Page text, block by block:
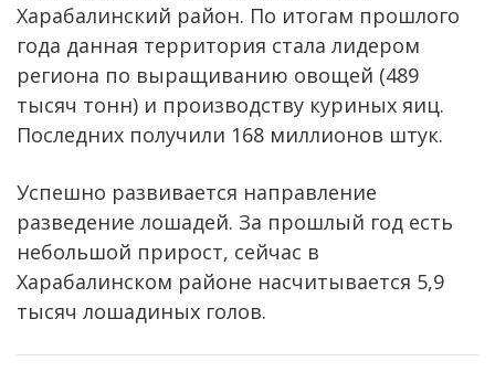
Харабалинский район. По итогам прошлого
года данная территория стала лидером
региона по выращиванию овощей (489
тысяч тонн) и производству куриных яиц.
Последних получили 168 миллионов штук.
Успешно развивается направление
разведение лошадей. За прошлый год есть
небольшой прирост, сейчас в
Харабалинском районе насчитывается 5,9
тысяч лошадиных голов.